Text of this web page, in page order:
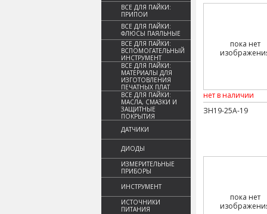
ВСЕ ДЛЯ ПАЙКИ:
ПРИПОИ
ВСЕ ДЛЯ ПАЙКИ:
ФЛЮСЫ ПАЯЛЬНЫЕ
ВСЕ ДЛЯ ПАЙКИ:
ВСПОМОГАТЕЛЬНЫЙ
ИНСТРУМЕНТ
ВСЕ ДЛЯ ПАЙКИ:
МАТЕРИАЛЫ ДЛЯ
ИЗГОТОВЛЕНИЯ
ПЕЧАТНЫХ ПЛАТ
ВСЕ ДЛЯ ПАЙКИ:
МАСЛА, СМАЗКИ И
ЗАЩИТНЫЕ
ПОКРЫТИЯ
ДАТЧИКИ
ДИОДЫ
ИЗМЕРИТЕЛЬНЫЕ
ПРИБОРЫ
ИНСТРУМЕНТ
ИСТОЧНИКИ
ПИТАНИЯ
пока нет
нет в наличии
ЗН19-25А-19
пока нет